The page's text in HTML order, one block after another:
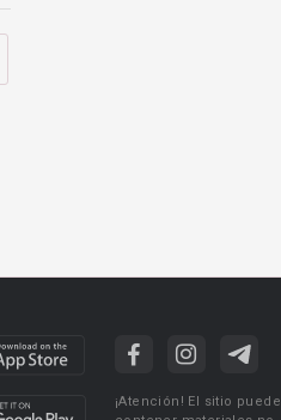
¡Atención! El sitio puede